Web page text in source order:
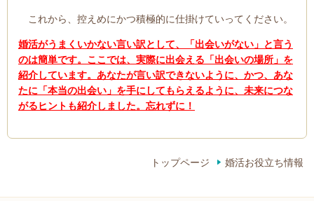
これから、控えめにかつ積極的に仕掛けていってください。
婚活がうまくいかない言い訳として、「出会いがない」と言う
のは簡単です。ここでは、実際に出会える「出会いの場所」を
紹介しています。あなたが言い訳できないように、かつ、あな
たに「本当の出会い」を手にしてもらえるように、未来につな
がるヒントも紹介しました。忘れずに！
トップページ 婚活お役立ち情報